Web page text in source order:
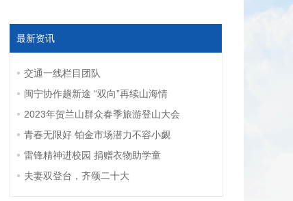
最新资讯
交通一线栏目团队
闽宁协作趟新途 “双向”再续山海情
2023年贺兰山群众春季旅游登山大会
青春无限好 铂金市场潜力不容小觑
雷锋精神进校园 捐赠衣物助学童
夫妻双登台，齐颂二十大